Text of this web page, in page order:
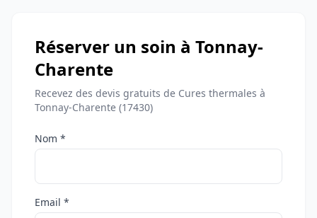
Réserver un soin à Tonnay-
Charente
Recevez des devis gratuits de Cures thermales à
Tonnay-Charente (17430)
Nom *
Email *